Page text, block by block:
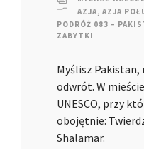
AZJA, AZJA
PODRÓŻ 083 –
ZABYTKI
Myślisz Pakistan,
odwrót. W
UNESCO, przy
obojętnie:
Shalamar.